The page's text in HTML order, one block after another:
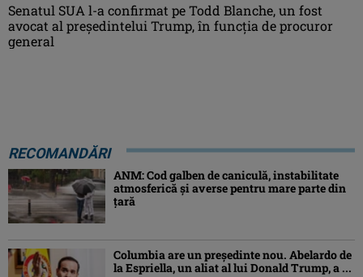
Senatul SUA l-a confirmat pe Todd Blanche, un fost
avocat al președintelui Trump, în funcția de procuror
general
RECOMANDĂRI
ANM: Cod galben de caniculă, instabilitate
atmosferică și averse pentru mare parte din
țară
Columbia are un președinte nou. Abelardo de
la Espriella, un aliat al lui Donald Trump, a ...